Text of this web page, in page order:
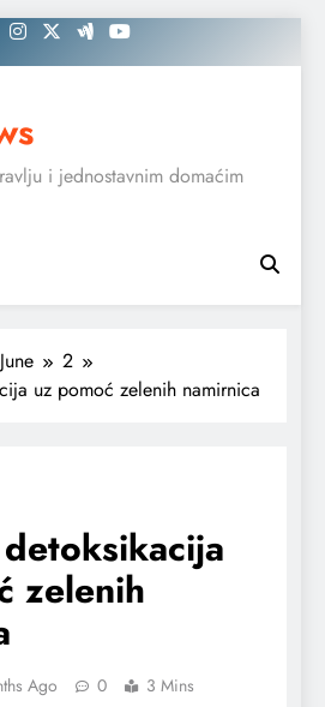
i jednostavnim domaćim
June
2
uz pomoć zelenih namirnica
zelenih
Ago 0 3 Mins